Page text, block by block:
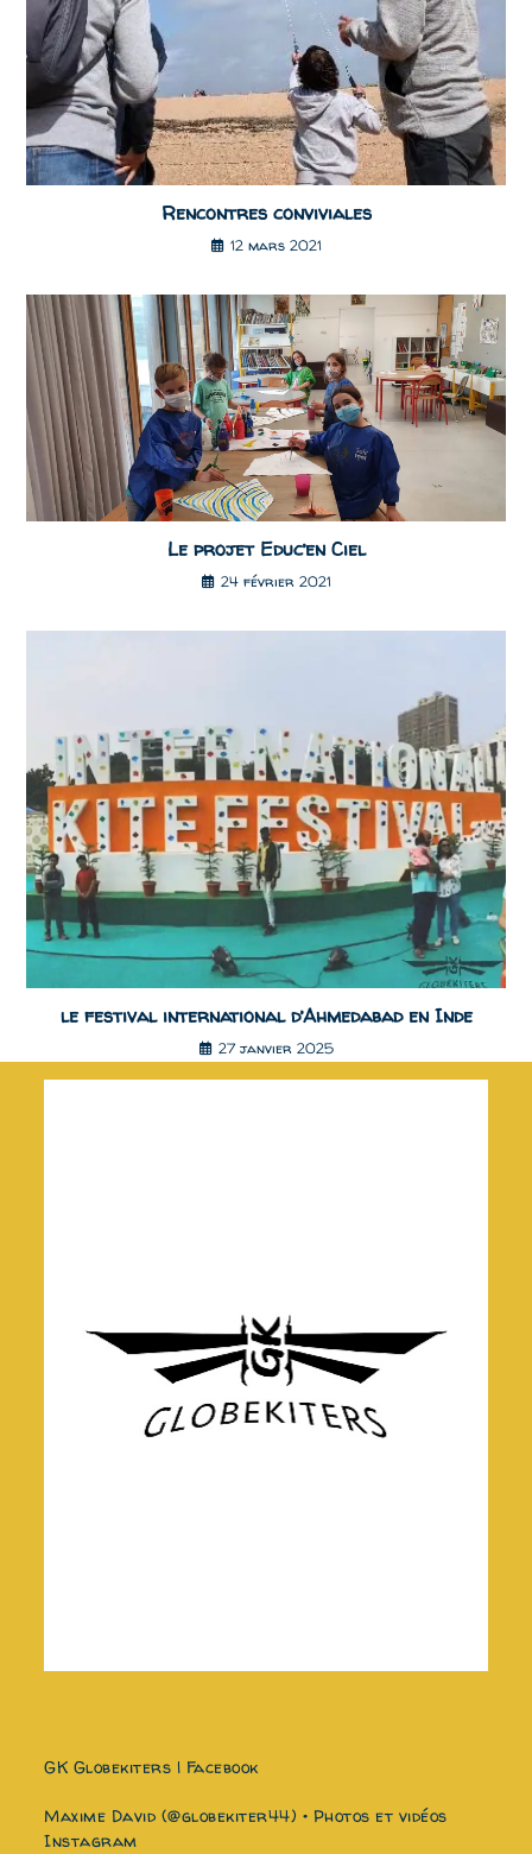
Rencontres conviviales
12 mars 2021
Le projet Educ’en Ciel
24 février 2021
le festival international d’Ahmedabad en Inde
27 janvier 2025
GK Globekiters | Facebook
Maxime David (@globekiter44) • Photos et vidéos
Instagram